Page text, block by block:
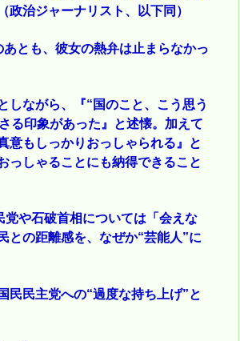
治ジャーナリスト、以下同）
とも、彼女の熱弁は止まらなかっ
しながら、『“国のこと、こう思う
る印象があった』と述懐。加えて
意もしっかりおっしゃられる』と
っしゃることにも納得できること
や石破首相については「会えな
との距離感を、なぜか“芸能人”に
民民主党への“過度な持ち上げ”と